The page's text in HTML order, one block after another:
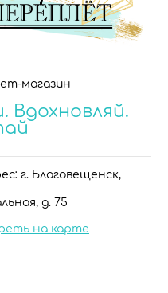
магазин
Вдохновляй.
г. Благовещенск,
д. 75
на карте